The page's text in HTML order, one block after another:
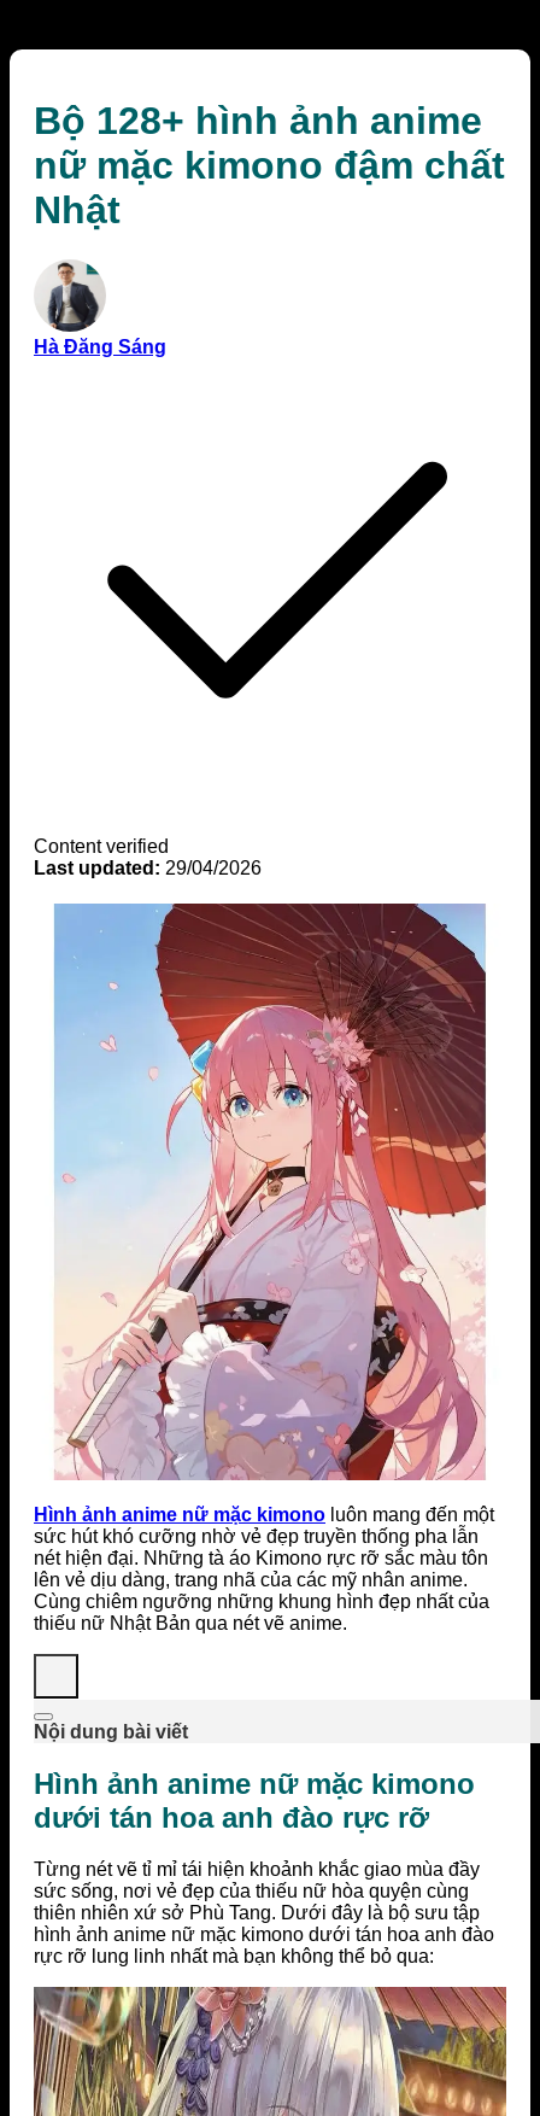
Bộ 128+ hình ảnh anime
nữ mặc kimono đậm chất
Nhật
Hà Đăng Sáng
Content verified
Last updated: 29/04/2026
Hình ảnh anime nữ mặc kimono luôn mang đến một
sức hút khó cưỡng nhờ vẻ đẹp truyền thống pha lẫn
nét hiện đại. Những tà áo Kimono rực rỡ sắc màu tôn
lên vẻ dịu dàng, trang nhã của các mỹ nhân anime.
Cùng chiêm ngưỡng những khung hình đẹp nhất của
thiếu nữ Nhật Bản qua nét vẽ anime.
Nội dung bài viết
Hình ảnh anime nữ mặc kimono
dưới tán hoa anh đào rực rỡ
Từng nét vẽ tỉ mỉ tái hiện khoảnh khắc giao mùa đầy
sức sống, nơi vẻ đẹp của thiếu nữ hòa quyện cùng
thiên nhiên xứ sở Phù Tang. Dưới đây là bộ sưu tập
hình ảnh anime nữ mặc kimono dưới tán hoa anh đào
rực rỡ lung linh nhất mà bạn không thể bỏ qua: